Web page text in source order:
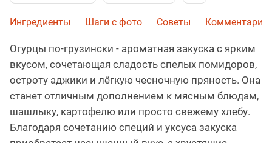
Ингредиенты Шаги с фото Советы Комментарии
Огурцы по-грузински - ароматная закуска с ярким
вкусом, сочетающая сладость спелых помидоров,
остроту аджики и лёгкую чесночную пряность. Она
станет отличным дополнением к мясным блюдам,
шашлыку, картофелю или просто свежему хлебу.
Благодаря сочетанию специй и уксуса закуска